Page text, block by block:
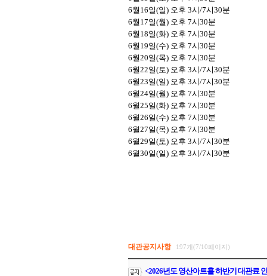
6월 16일(일) 오후 3시/7시30분
6월 17일(월) 오후 7시30분
6월 18일(화) 오후 7시30분
6월 19일(수) 오후 7시30분
6월20일(목) 오후 7시30분
6월22일(토) 오후 3시/7시30분
6월23일(일) 오후 3시/7시30분
6월24일(월) 오후 7시30분
6월25일(화) 오후 7시30분
6월26일(수) 오후 7시30분
6월27일(목) 오후 7시30분
6월29일(토) 오후 3시/7시30분
6월30일(일) 오후 3시/7시30분
대관공지사항 197개(7/10페이지)
<2026년도 영산아트홀 하반기 대관료